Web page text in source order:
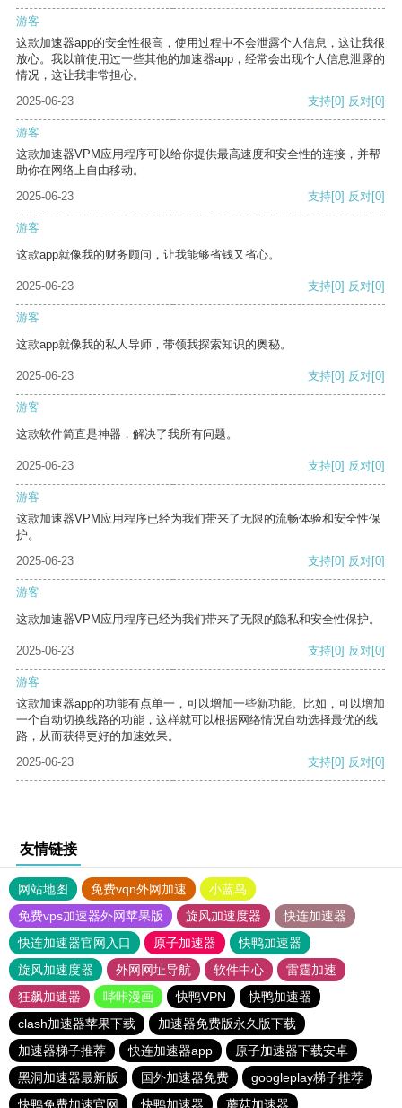
游客
这款加速器app的安全性很高，使用过程中不会泄露个人信息，这让我很
放心。我以前使用过一些其他的加速器app，经常会出现个人信息泄露的
情况，这让我非常担心。
2025-06-23
支持[0] 反对[0]
游客
这款加速器VPM应用程序可以给你提供最高速度和安全性的连接，并帮
助你在网络上自由移动。
2025-06-23
支持[0] 反对[0]
游客
这款app就像我的财务顾问，让我能够省钱又省心。
2025-06-23 支持[0] 反对[0]
游客
这款app就像我的私人导师，带领我探索知识的奥秘。
2025-06-23 支持[0] 反对[0]
游客
这款软件简直是神器，解决了我所有问题。
2025-06-23 支持[0] 反对[0]
游客
这款加速器VPM应用程序已经为我们带来了无限的流畅体验和安全性保
护。
2025-06-23
支持[0] 反对[0]
游客
这款加速器VPM应用程序已经为我们带来了无限的隐私和安全性保护。
2025-06-23 支持[0] 反对[0]
游客
这款加速器app的功能有点单一，可以增加一些新功能。比如，可以增加
一个自动切换线路的功能，这样就可以根据网络情况自动选择最优的线
路，从而获得更好的加速效果。
2025-06-23
支持[0] 反对[0]
友情链接
网站地图 免费vqn外网加速
小蓝鸟
免费vps加速器外网苹果版
旋风加速度器
快连加速器
快连加速器官网入口
原子加速器
快鸭加速器
旋风加速度器
外网网址导航 软件中心
雷霆加速
狂飙加速器
哔咔漫画 快鸭VPN
快鸭加速器
clash加速器苹果下载
加速器免费版永久版下载
加速器梯子推荐
快连加速器app
原子加速器下载安卓
黑洞加速器最新版
国外加速器免费
googleplay梯子推荐
快鸭免费加速官网
快鸭加速器 蘑菇加速器